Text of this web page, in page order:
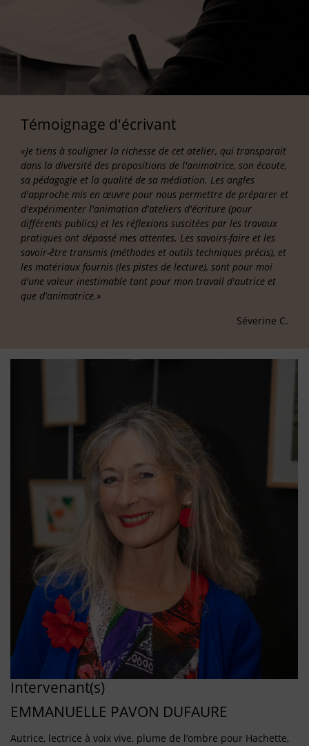
Témoignage d'écrivant
«Je tiens à souligner la richesse de cet atelier, qui transparait
dans la diversité des propositions de l'animatrice, son écoute,
sa pédagogie et la qualité de sa médiation. Les angles
d'approche mis en œuvre pour nous permettre de préparer et
d'expérimenter l'animation d'ateliers d'écriture (pour
différents publics) et les réflexions suscitées par les travaux
pratiques ont dépassé mes attentes. Les savoirs-faire et les
savoir-être transmis (méthodes et outils techniques précis), et
les matériaux fournis (les pistes de lecture), sont pour moi
d'une valeur inestimable tant pour mon travail d'autrice et
que d'animatrice.»
Séverine C.
Intervenant(s)
EMMANUELLE PAVON DUFAURE
Autrice, lectrice à voix vive, plume de l’ombre pour Hachette,